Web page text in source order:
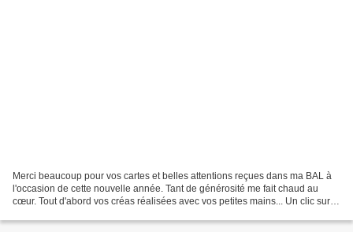
Merci beaucoup pour vos cartes et belles attentions reçues dans ma BAL à
l'occasion de cette nouvelle année. Tant de générosité me fait chaud au
cœur. Tout d'abord vos créas réalisées avec vos petites mains... Un clic sur